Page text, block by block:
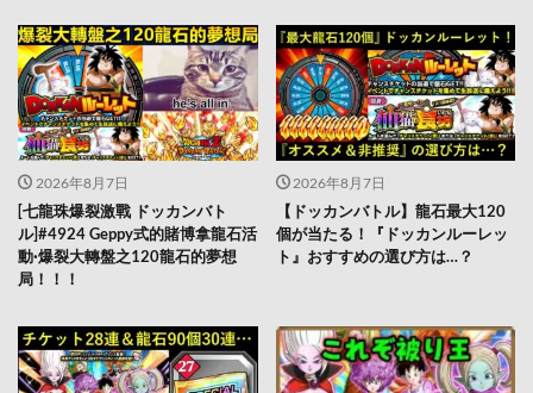
2026年8月7日
[七龍珠爆裂激戰 ドッカンバト
ル]#4924 Geppy式的賭博拿龍石活
動·爆裂大轉盤之120龍石的夢想
局！！！
2026年8月7日
【ドッカンバトル】龍石最大120
個が当たる！『ドッカンルーレッ
ト』おすすめの選び方は…？